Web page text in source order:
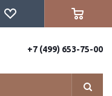
+7 (499) 653-75-00